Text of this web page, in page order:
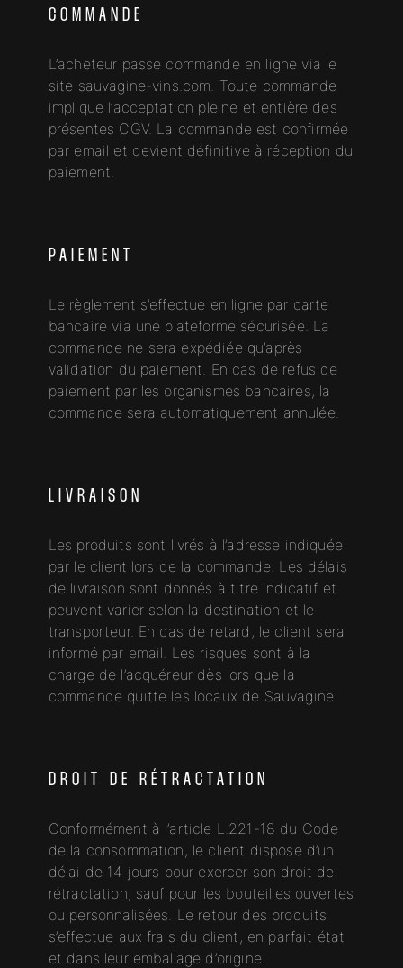
COMMANDE
L’acheteur passe commande en ligne via le
site sauvagine-vins.com. Toute commande
implique l’acceptation pleine et entière des
présentes CGV. La commande est confirmée
par email et devient définitive à réception du
paiement.
PAIEMENT
Le règlement s’effectue en ligne par carte
bancaire via une plateforme sécurisée. La
commande ne sera expédiée qu’après
validation du paiement. En cas de refus de
paiement par les organismes bancaires, la
commande sera automatiquement annulée.
LIVRAISON
Les produits sont livrés à l’adresse indiquée
par le client lors de la commande. Les délais
de livraison sont donnés à titre indicatif et
peuvent varier selon la destination et le
transporteur. En cas de retard, le client sera
informé par email. Les risques sont à la
charge de l’acquéreur dès lors que la
commande quitte les locaux de Sauvagine.
DROIT DE RÉTRACTATION
Conformément à l’article L.221-18 du Code
de la consommation, le client dispose d’un
délai de 14 jours pour exercer son droit de
rétractation, sauf pour les bouteilles ouvertes
ou personnalisées. Le retour des produits
s’effectue aux frais du client, en parfait état
et dans leur emballage d’origine.